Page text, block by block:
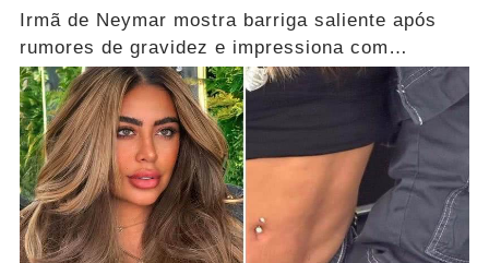
Irmã de Neymar mostra barriga saliente após
rumores de gravidez e impressiona com
tamanho...